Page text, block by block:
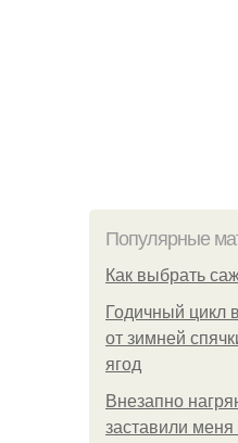
Популярные
Как выбрать
Годичный цикл
от зимней
ягод
Внезапно
заставили